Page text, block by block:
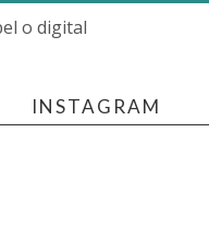
o digital
INSTAGRAM